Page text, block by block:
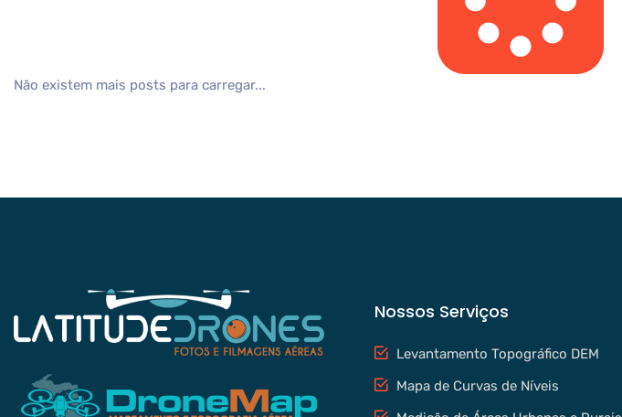
Não existem mais posts para carregar...
Nossos Serviços
Levantamento Topográfico DEM
Mapa de Curvas de Níveis